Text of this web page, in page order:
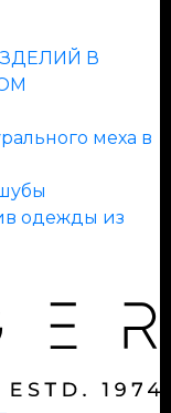
В
меха в
одежды из